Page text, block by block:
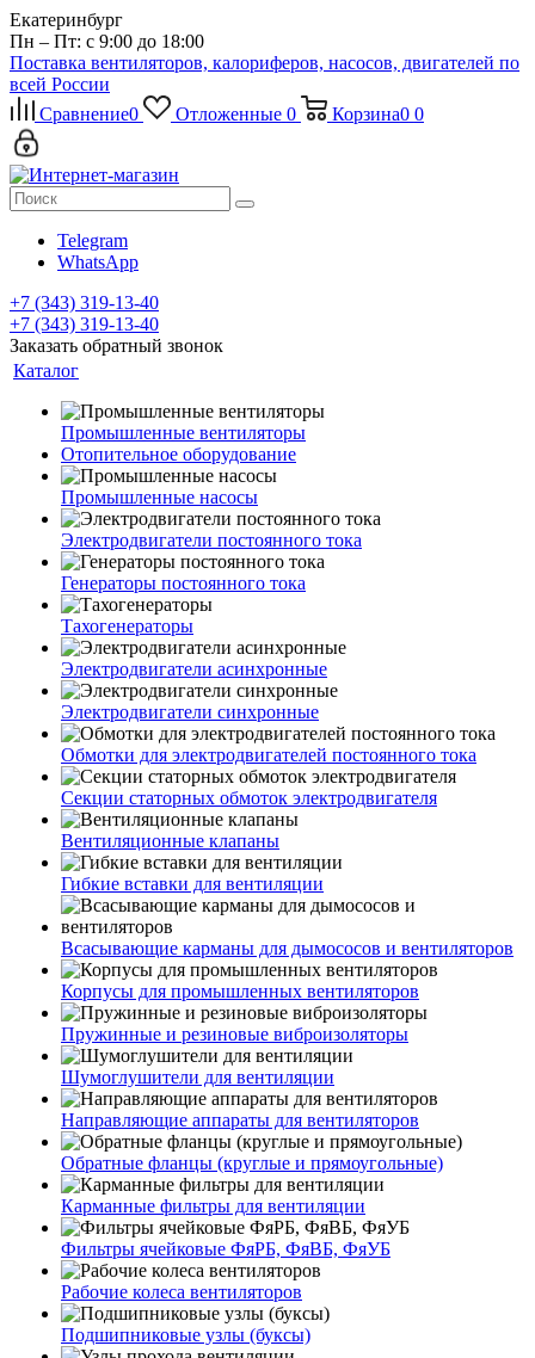
Екатеринбург
Пн – Пт: с 9:00 до 18:00
Поставка вентиляторов, калориферов, насосов, двигателей по
всей России
Сравнение0 Отложенные 0 Корзина0 0
Telegram
WhatsApp
+7 (343) 319-13-40
+7 (343) 319-13-40
Заказать обратный звонок
Каталог
Промышленные вентиляторы
Отопительное оборудование
Промышленные насосы
Электродвигатели постоянного тока
Генераторы постоянного тока
Тахогенераторы
Электродвигатели асинхронные
Электродвигатели синхронные
Обмотки для электродвигателей постоянного тока
Секции статорных обмоток электродвигателя
Вентиляционные клапаны
Гибкие вставки для вентиляции
Всасывающие карманы для дымососов и вентиляторов
Корпусы для промышленных вентиляторов
Пружинные и резиновые виброизоляторы
Шумоглушители для вентиляции
Направляющие аппараты для вентиляторов
Обратные фланцы (круглые и прямоугольные)
Карманные фильтры для вентиляции
Фильтры ячейковые ФяРБ, ФяВБ, ФяУБ
Рабочие колеса вентиляторов
Подшипниковые узлы (буксы)